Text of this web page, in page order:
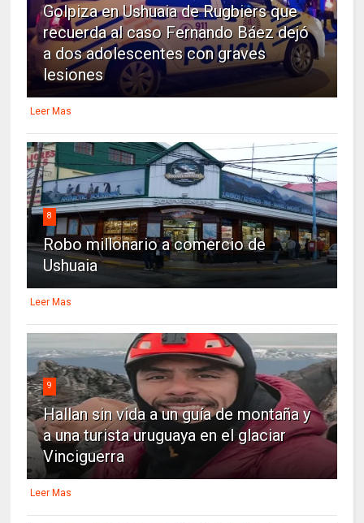
Golpiza en Ushuaia de Rugbiers que
recuerda al caso Fernando Báez dejó
a dos adolescentes con graves
lesiones
Leer Mas
8
Robo millonario a comercio de
Ushuaia
Leer Mas
9
Hallan sin vida a un guía de montaña y
a una turista uruguaya en el glaciar
Vinciguerra
Leer Mas